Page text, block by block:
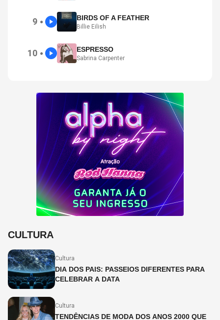
9 ● BIRDS OF A FEATHER
Billie Eilish
10 ● ESPRESSO
Sabrina Carpenter
CULTURA
Cultura
DIA DOS PAIS: PASSEIOS DIFERENTES PARA
CELEBRAR A DATA
Cultura
TENDÊNCIAS DE MODA DOS ANOS 2000 QUE